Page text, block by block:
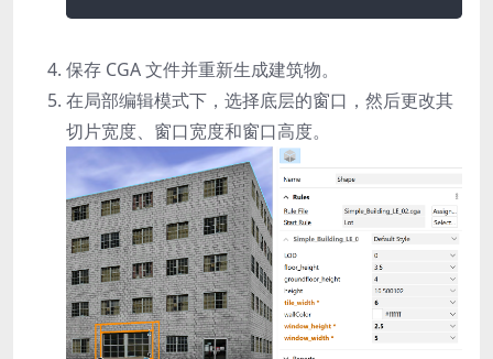
保存 CGA 文件并重新生成建筑物。
在局部编辑模式下，选择底层的窗口，然后更改其
切片宽度、窗口宽度和窗口高度。